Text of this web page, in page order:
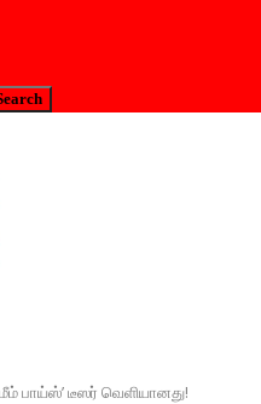
பாய்ஸ்’ டீஸர் வெளியானது!